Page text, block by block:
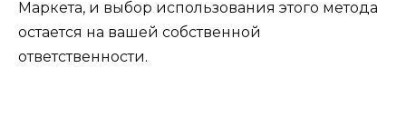
Маркета, и выбор использования этого метода
остается на вашей собственной
ответственности.